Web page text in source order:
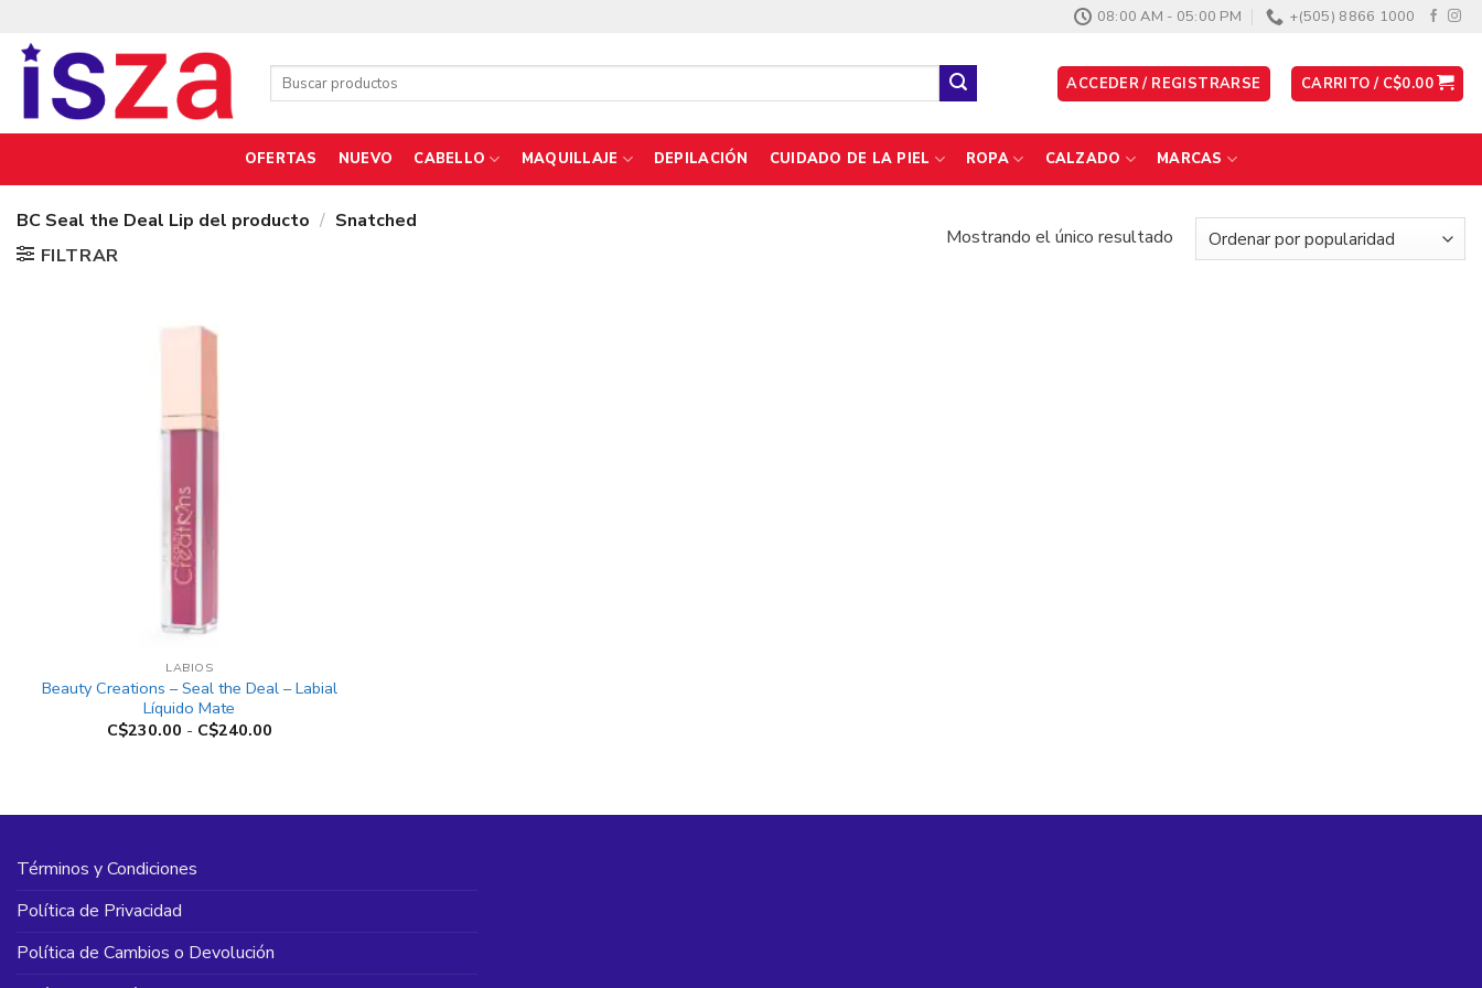
contenido
08:00 AM - 05:00 PM +(505) 8866 1000
Buscar
ACCEDER / REGISTRARSE CARRITO / C$0.00
OFERTAS NUEVO CABELLO MAQUILLAJE DEPILACIÓN CUIDADO DE LA PIEL ROPA CALZADO MARCAS
BC Seal the Deal Lip del producto / Snatched
FILTRAR
Mostrando el único resultado
LABIOS
Beauty Creations – Seal the Deal – Labial
Líquido Mate
C$230.00 - C$240.00Rango
C$240.00
Términos y Condiciones
Política de Privacidad
Política de Cambios o Devolución